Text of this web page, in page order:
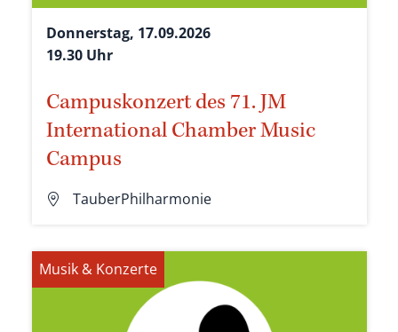
Donnerstag, 17.09.2026
19.30 Uhr
Campuskonzert des 71. JM
International Chamber Music
Campus
TauberPhilharmonie
Musik & Konzerte